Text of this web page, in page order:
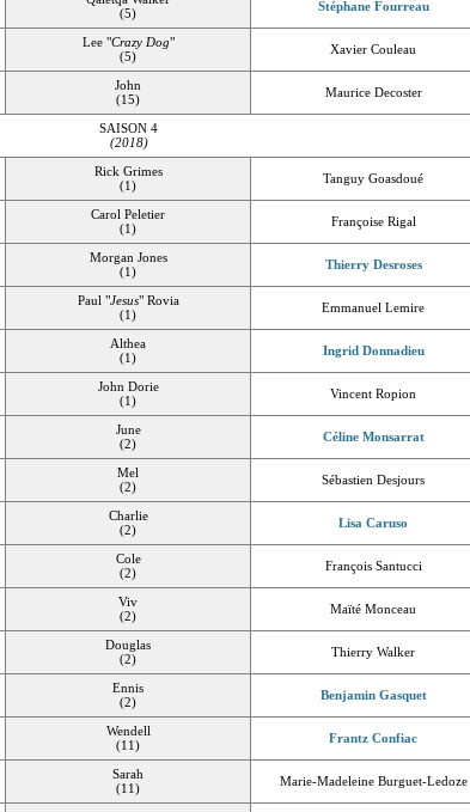
(5)
Stéphane Fourreau
Lee "Crazy Dog"
(5)
Xavier Couleau
John
(15)
Maurice Decoster
SAISON 4
(2018)
Rick Grimes
(1)
Tanguy Goasdoué
Carol Peletier
(1)
Françoise Rigal
Morgan Jones
(1)
Thierry Desroses
Paul "Jesus" Rovia
(1)
Emmanuel Lemire
Althea
(1)
Ingrid Donnadieu
John Dorie
(1)
Vincent Ropion
June
(2)
Céline Monsarrat
Mel
(2)
Sébastien Desjours
Charlie
(2)
Lisa Caruso
Cole
(2)
François Santucci
Viv
(2)
Maïté Monceau
Douglas
(2)
Thierry Walker
Ennis
(2)
Benjamin Gasquet
Wendell
(11)
Frantz Confiac
Sarah
(11)
Marie-Madeleine Burguet-Ledoze